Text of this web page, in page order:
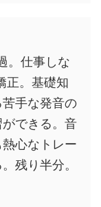
。仕事しな
正。基礎知
手な発音の
できる。音
心なトレー
残り半分。